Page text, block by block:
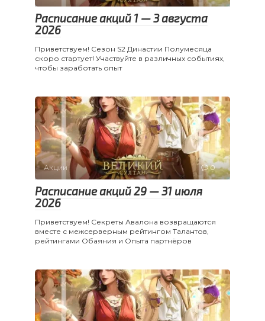
Расписание акций 1 — 3 августа
2026
Приветствуем! Сезон S2 Династии Полумесяца
скоро стартует! Участвуйте в различных событиях,
чтобы заработать опыт
Акции 0
Расписание акций 29 — 31 июля
2026
Приветствуем! Секреты Авалона возвращаются
вместе с межсерверным рейтингом Талантов,
рейтингами Обаяния и Опыта партнёров